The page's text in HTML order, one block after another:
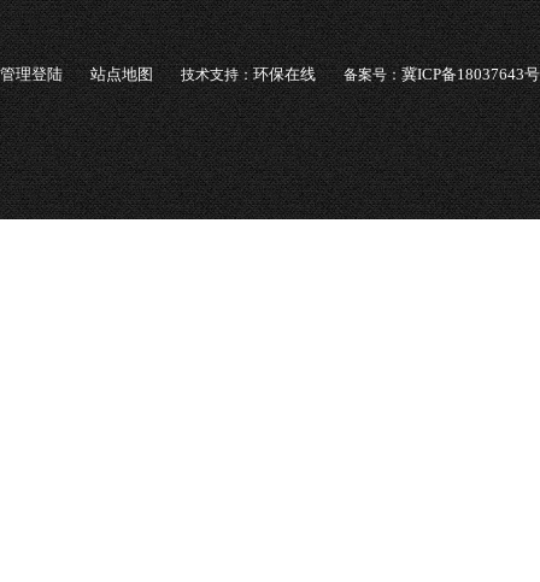
管理登陆 站点地图 技术支持：环保在线 备案号：冀ICP备18037643